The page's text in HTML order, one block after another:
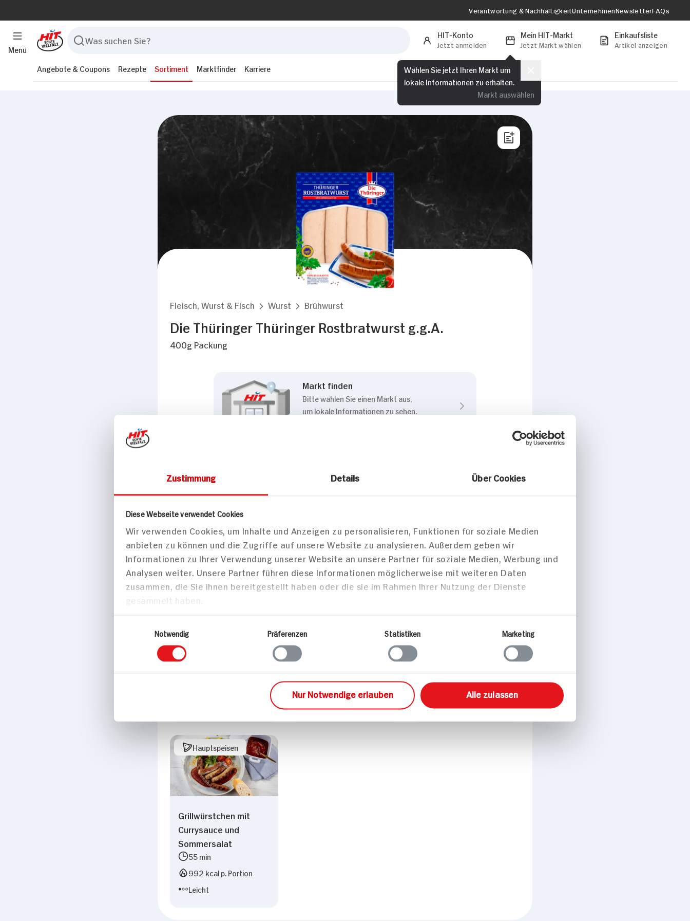
Zustimmung Details Über Cookies
Diese Webseite verwendet Cookies
Wir verwenden Cookies, um Inhalte und Anzeigen zu personalisieren, Funktionen für soziale Medien
anbieten zu können und die Zugriffe auf unsere Website zu analysieren. Außerdem geben wir
Informationen zu Ihrer Verwendung unserer Website an unsere Partner für soziale Medien, Werbung und
Analysen weiter. Unsere Partner führen diese Informationen möglicherweise mit weiteren Daten
zusammen, die Sie ihnen bereitgestellt haben oder die sie im Rahmen Ihrer Nutzung der Dienste
gesammelt haben.
Notwendig
Präferenzen Statistiken Marketing
Nur Notwendige erlauben Alle zulassen
Menü
Verantwortung & NachhaltigkeitUnternehmenNewsletterFAQs
HIT-Konto
Jetzt anmelden
Mein HIT-Markt
Jetzt Markt wählen
Wählen Sie jetzt Ihren Markt um
lokale Informationen zu erhalten.
Markt auswählen
Einkaufsliste
Artikel anzeigen
Angebote & Coupons Rezepte Sortiment Marktfinder Karriere
Fleisch, Wurst & Fisch Wurst Brühwurst
Die Thüringer Thüringer Rostbratwurst g.g.A.
400g Packung
Markt finden
Bitte wählen Sie einen Markt aus,
um lokale Informationen zu sehen.
Marke
Die Thüringer
Passende Rezepte
Hauptspeisen
Rostbratwürste mal
anders
Hauptspeisen
Nudelsalat und
pikantem Paprika-
Auberginen-Dip
90 min
Hauptspeisen
gegrillten Würstchen
65 min
Hauptspeisen
Grillwürstchen mit
Currysauce und
Sommersalat
55 min
992 kcal p. Portion
Leicht